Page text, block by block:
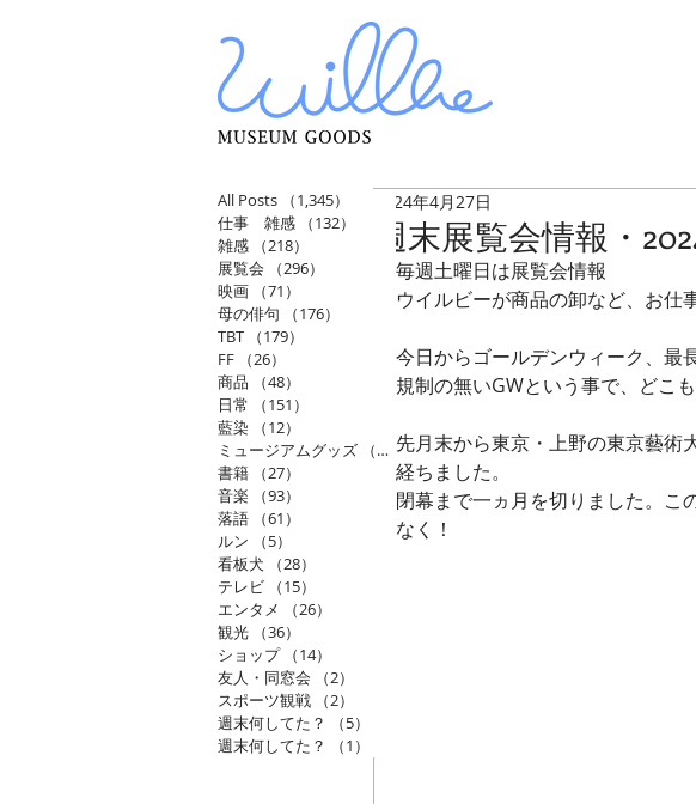
週末展覧会情報・
2024年4月27日
毎週土曜日は展覧会情報
ウイルビーが商品の卸など、お仕
今日からゴールデンウィーク、最
規制の無いGWという事で、どこ
先月末から東京・上野の東京藝術
経ちました。
閉幕まで一ヵ月を切りました。こ
なく！
All Posts （1,345）
1,345件の記事
仕事 雑感
（132）
132件の記事
雑感
（218）
展覧会
（296）
296件の記事
映画
（71）
母の俳句
（176）
176件の記事
TBT
（179）
FF
（26）
商品
（48）
日常
（151）
藍染
（12）
ミュージアムグッズ
（114）
114件の記事
書籍
（27）
音楽
（93）
落語
（61）
ルン
（5）
看板犬
（28）
テレビ
（15）
エンタメ
（26）
観光
（36）
ショップ
（14）
友人・同窓会
（2）
スポーツ観戦
（2）
週末何してた？
（5）
週末何してた？
（1）